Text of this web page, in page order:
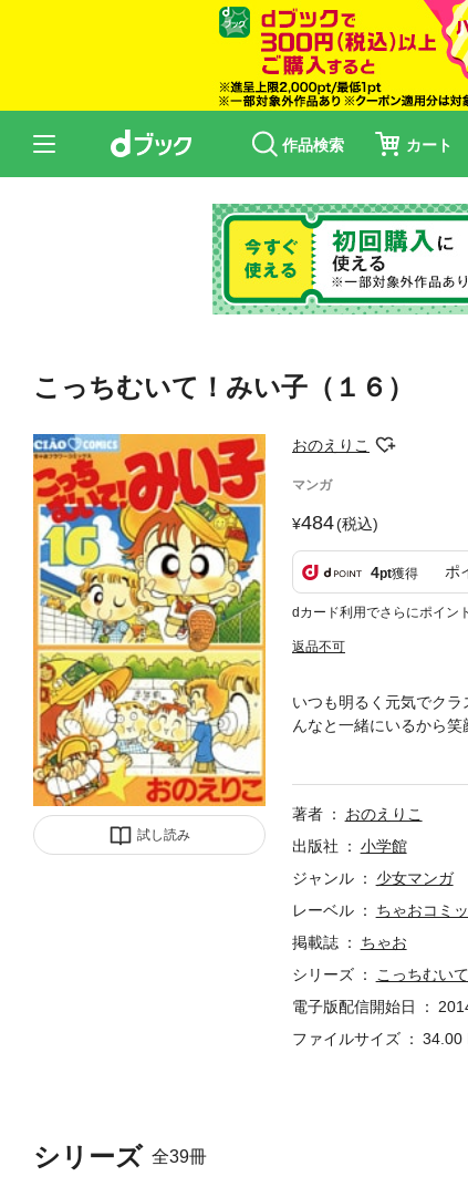
作品検索 カート
こっちむいて！みい子（１６）
試し読み
おのえりこ
マンガ
484(税込)
4pt獲得 ポ
dカード利用でさらにポイン
返品不可
シリーズ 全39冊
いつも明るく元気でク
んなと一緒にいるから
と…！？読めば心が、
著者
おのえりこ
出版社
小学館
ジャンル
少女マンガ
レーベル
ちゃおコミ
掲載誌
ちゃお
シリーズ
こっちむい
電子版配信開始日
ファイルサイズ
34.00